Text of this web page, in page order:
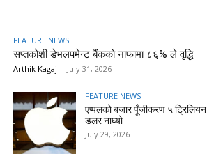
FEATURE NEWS
सप्तकोशी डेभलपमेन्ट बैंकको नाफामा ८६% ले वृद्धि
Arthik Kagaj - July 31, 2026
FEATURE NEWS
एप्पलको बजार पूँजीकरण ५ ट्रिलियन
डलर नाघ्यो
July 29, 2026